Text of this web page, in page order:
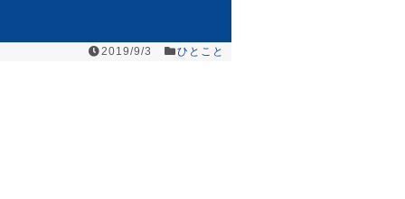
2019/9/3 ひとこと